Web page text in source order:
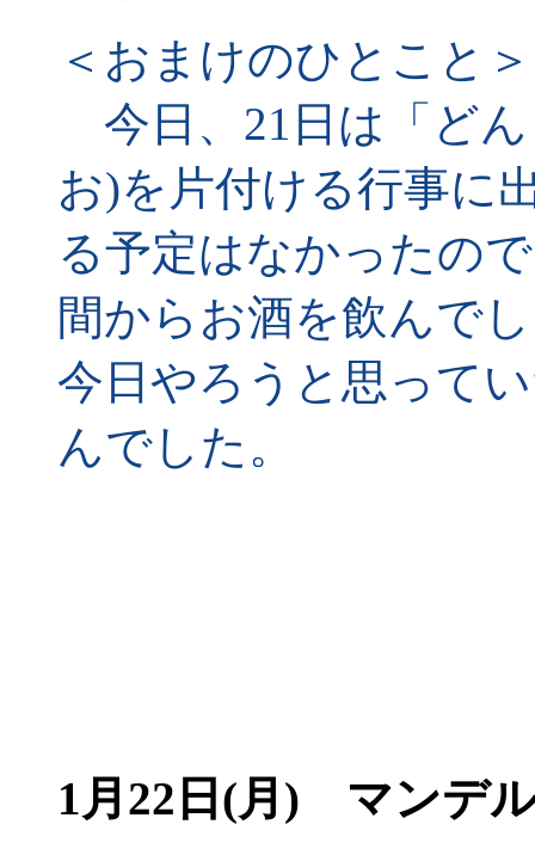
＜おまけのひとこと＞
今日、21日は「ど
お)を片付ける行事に
る予定はなかったの
間からお酒を飲んで
今日やろうと思って
んでした。
1月22日(月) マンデ